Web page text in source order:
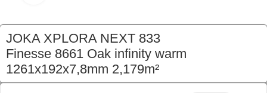
JOKA XPLORA NEXT 833
Finesse 8661 Oak infinity warm
1261x192x7,8mm 2,179m²
€91,30 per pak